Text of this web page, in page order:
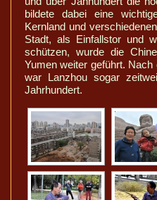
bildete dabei eine
Kernland und
Stadt, als Einfallstor und
schützen, wurde die
Yumen weiter geführt.
war Lanzhou sogar
Jahrhundert.